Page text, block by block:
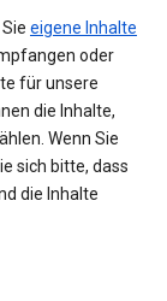
eigene Inhalte
oder
für unsere
die Inhalte,
Wenn Sie
sich bitte, dass
die Inhalte